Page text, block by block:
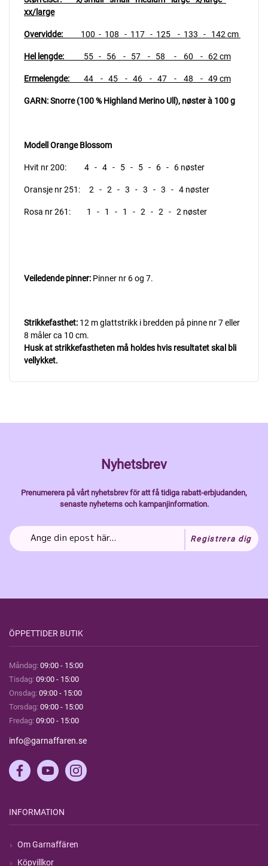
xx/large
Overvidde: 100 - 108 - 117 - 125 - 133 - 142 cm
Hel lengde: 55 - 56 - 57 - 58 - 60 - 62 cm
Ermelengde: 44 - 45 - 46 - 47 - 48 - 49 cm
GARN: Snorre (100 % Highland Merino Ull), nøster à 100 g
Modell Orange Blossom
Hvit nr 200: 4 - 4 - 5 - 5 - 6 - 6 nøster
Oransje nr 251: 2 - 2 - 3 - 3 - 3 - 4 nøster
Rosa nr 261: 1 - 1 - 1 - 2 - 2 - 2 nøster
Veiledende pinner: Pinner nr 6 og 7.
Strikkefasthet: 12 m glattstrikk i bredden på pinne nr 7 eller
8 måler ca 10 cm.
Husk at strikkefastheten må holdes hvis resultatet skal bli
vellykket.
Nyhetsbrev
Prenumerera på vårt nyhetsbrev för att få tidiga rabatt-erbjudanden,
senaste nyheterns och kampanjinformation.
Registrera dig
ÖPPETTIDER BUTIK
Måndag: 09:00 - 15:00
Tisdag: 09:00 - 15:00
Onsdag: 09:00 - 15:00
Torsdag: 09:00 - 15:00
Fredag: 09:00 - 15:00
info@garnaffaren.se
INFORMATION
Om Garnaffären
Köpvillkor